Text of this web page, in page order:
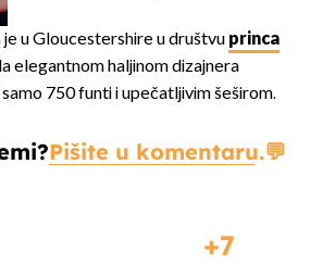
u Gloucestershire u društvu princa
elegantnom haljinom dizajnera
750 funti i upečatljivim šeširom.
Pišite u komentaru.
7